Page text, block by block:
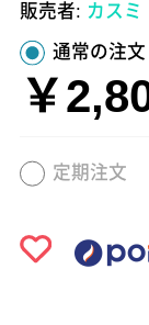
販売者: カスミ
通常の注文
￥
定期注文